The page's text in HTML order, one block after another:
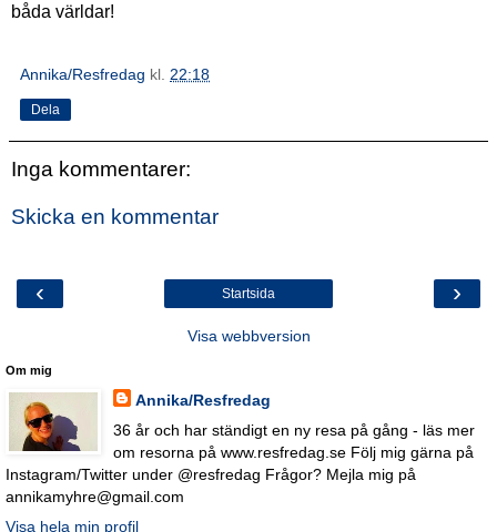
båda världar!
Annika/Resfredag kl. 22:18
Dela
Inga kommentarer:
Skicka en kommentar
‹ ›
Startsida
Visa webbversion
Om mig
Annika/Resfredag
36 år och har ständigt en ny resa på gång - läs mer
om resorna på www.resfredag.se Följ mig gärna på
Instagram/Twitter under @resfredag Frågor? Mejla mig på
annikamyhre@gmail.com
Visa hela min profil